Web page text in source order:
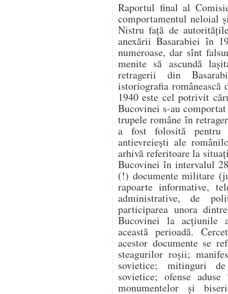
Raportul final al
comportamentul neloial
Nistru față de
anexării Basarabiei în
numeroase, dar sînt
menite să ascundă
retragerii din
istoriografia
1940 este cel potrivit
Bucovinei s-au
trupele române în
a fost folosită pentru
antievreiești ale
arhivă referitoare la
Bucovinei în intervalul
(!) documente militare
rapoarte informative,
administrative, de
participarea unora
Bucovinei la acțiunile
această perioadă.
acestor documente se
steagurilor roșii;
sovietice; mitinguri
sovietice; ofense
monumentelor și